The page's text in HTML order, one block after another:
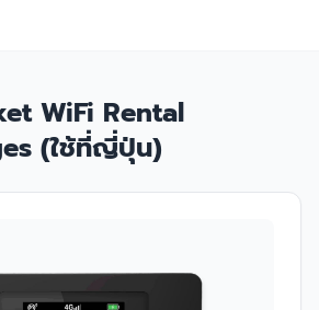
WiFi Rental
(ใช้ที่ญี่ปุ่น)